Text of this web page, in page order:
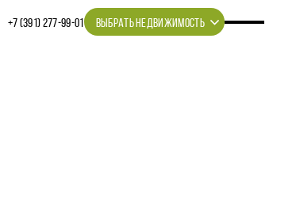
+7 (391) 277‒99‒01 ВЫБРАТЬ НЕДВИЖИМОСТЬ